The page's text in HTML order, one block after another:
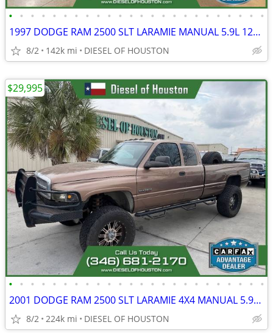
• • • • • • • • • • • • • • • • • • • • • • • •
1997 DODGE RAM 2500 SLT LARAMIE MANUAL 5.9L 12V CUMMINS DIESEL
8/2 142k mi DIESEL OF HOUSTON
• • • • • • • • • • • • • • • • • • • • • • • •
2001 DODGE RAM 2500 SLT LARAMIE 4X4 MANUAL 5.9L CUMMINS DIESEL
8/2 224k mi DIESEL OF HOUSTON
$29,995